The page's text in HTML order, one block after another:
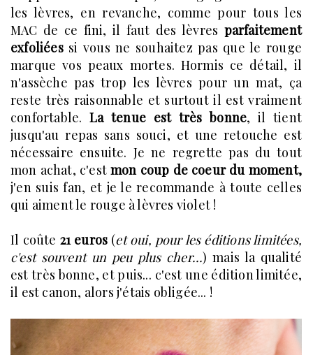
les lèvres, en revanche, comme pour tous les
MAC de ce fini, il faut des lèvres parfaitement
exfoliéessi vous ne souhaitez pas que le rouge
marque vos peaux mortes. Hormis ce détail, il
n'assèche pas trop les lèvres pour un mat, ça
reste très raisonnable et surtout il est vraiment
confortable. La tenue est très bonne, il tient
jusqu'au repas sans souci, et une retouche est
nécessaire ensuite. Je ne regrette pas du tout
mon achat, c'estmon coup de coeur du moment,
j'en suis fan, et je le recommande à toute celles
qui aiment le rouge à lèvres violet !
Il coûte 21 euros (et oui, pour les éditions limitées,
c'est souvent un peu plus cher...) mais la qualité
est très bonne, et puis... c'est une édition limitée,
il est canon, alors j'étais obligée... !